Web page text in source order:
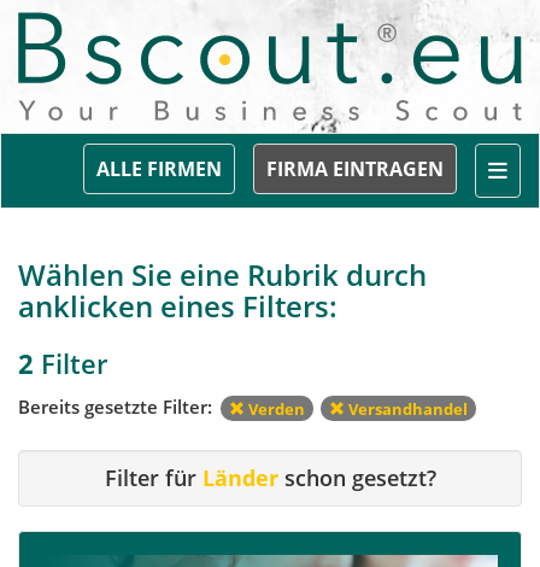
FIRMA EINTRAGEN
ALLE FIRMEN
Wählen Sie eine Rubrik durch
anklicken eines Filters:
2 Filter
Bereits gesetzte Filter: Verden Versandhandel
Filter für Länderschon gesetzt?